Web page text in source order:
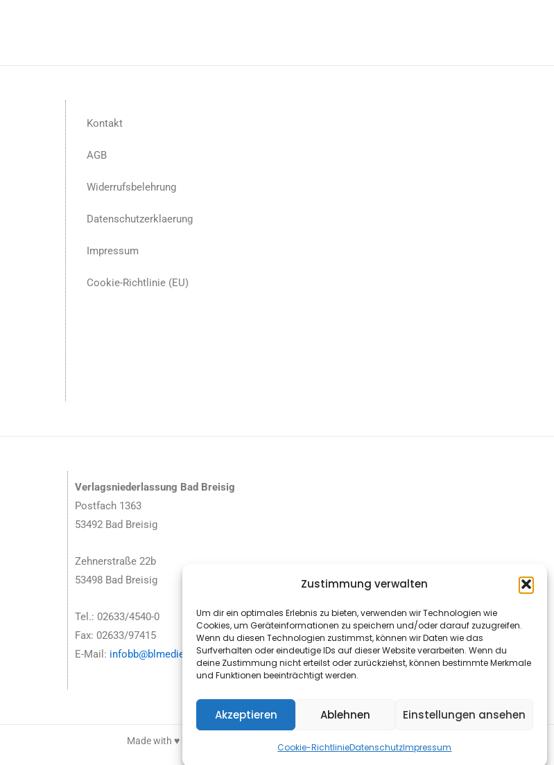
Zustimmung verwalten
Um dir ein optimales Erlebnis zu bieten, verwenden wir Technologien wie
Cookies, um Geräteinformationen zu speichern und/oder darauf zuzugreifen.
Wenn du diesen Technologien zustimmst, können wir Daten wie das
Surfverhalten oder eindeutige IDs auf dieser Website verarbeiten. Wenn du
deine Zustimmung nicht erteilst oder zurückziehst, können bestimmte Merkmale
und Funktionen beeinträchtigt werden.
Akzeptieren Ablehnen Einstellungen ansehen
Cookie-RichtlinieDatenschutzImpressum
Kontakt
AGB
Widerrufsbelehrung
Datenschutzerklaerung
Impressum
Cookie-Richtlinie (EU)
Verlagsniederlassung Bad Breisig
Postfach 1363
53492 Bad Breisig
Zehnerstraße 22b
53498 Bad Breisig
Tel.: 02633/4540-0
Fax: 02633/97415
E-Mail: infobb@blmedien.de
Made with ♥ by HLT GmbH & Co. KG